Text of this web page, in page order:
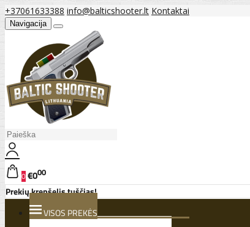
+37061633388 info@balticshooter.lt Kontaktai
Navigacija
0€000
Prekių krepšelis tuščias!
VISOS PREKĖS